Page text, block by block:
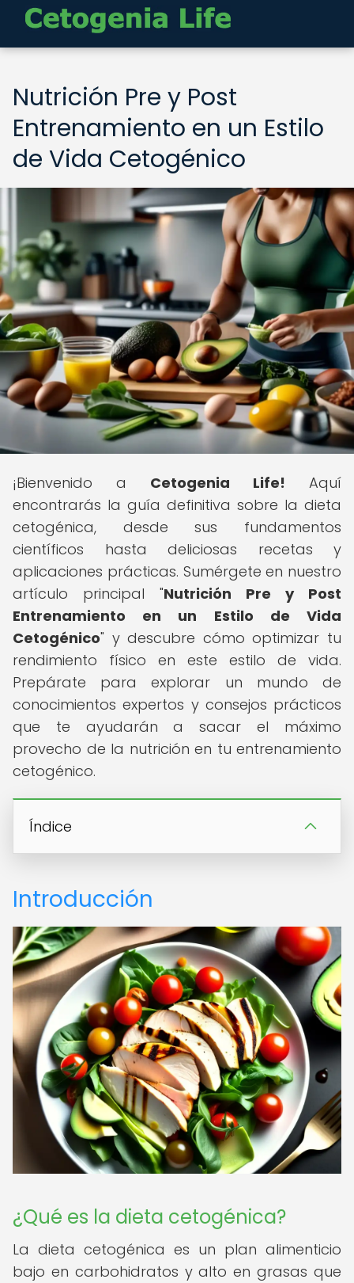
Nutrición Pre y Post
Entrenamiento en un Estilo
de Vida Cetogénico
¡Bienvenido a Cetogenia Life! Aquí
encontrarás la guía definitiva sobre la dieta
cetogénica, desde sus fundamentos
científicos hasta deliciosas recetas y
aplicaciones prácticas. Sumérgete en nuestro
artículo principal "Nutrición Pre y Post
Entrenamiento en un Estilo de Vida
Cetogénico" y descubre cómo optimizar tu
rendimiento físico en este estilo de vida.
Prepárate para explorar un mundo de
conocimientos expertos y consejos prácticos
que te ayudarán a sacar el máximo
provecho de la nutrición en tu entrenamiento
cetogénico.
Índice
Introducción
¿Qué es la dieta cetogénica?
La dieta cetogénica es un plan alimenticio
bajo en carbohidratos y alto en grasas que